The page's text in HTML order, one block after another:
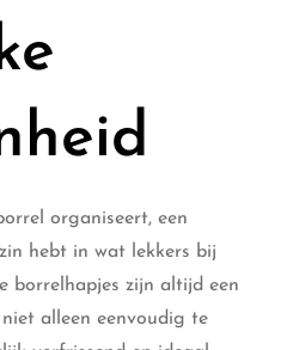
organiseert, een
hebt in wat lekkers bij
borrelhapjes zijn altijd een
niet alleen eenvoudig te